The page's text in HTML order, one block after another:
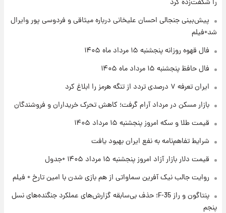
۲۳ ساعت پیش
۱ روز پیش
۱ روز پیش
نام خودرو، مبلغ پیش پرداخت و زمان تحویل |
سود مشارکت چند درصد است؟
را شگفت‌زده کرد
پیش‌بینی جنجالی احسان علیخانی درباره میثاقی و فردوسی پور وایرال
شد+فیلم
فال قهوه روزانه پنجشنبه ۱۵ مرداد ماه ۱۴۰۵
فال حافظ پنجشنبه ۱۵ مرداد ماه ۱۴۰۵
ایران تعرفه ۷ درصدی تردد از تنگه هرمز را ابلاغ کرد
بازار مسکن در مرداد آرام گرفت؛ کاهش تحرک خریداران و فروشندگان
قیمت طلا و سکه امروز پنجشنبه ۱۵ مرداد ۱۴۰۵
شرایط تفاهم‌نامه به نفع ایران بهبود یافت
قیمت دلار بازار آزاد امروز پنجشنبه ۱۵ مرداد ۱۴۰۵ +جدول
روایت جالب نیک آفرین سماواتی از هم بازی شدن با امین تارخ + فیلم
پنتاگون و راز F-35؛ حذف بی‌سابقه گزارش‌های عملکرد جنگنده‌های نسل
پنجم